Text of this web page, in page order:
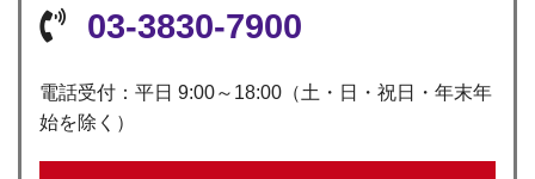
03-3830-7900
電話受付：平日 9:00～18:00（土・日・祝日・年末年
始を除く）